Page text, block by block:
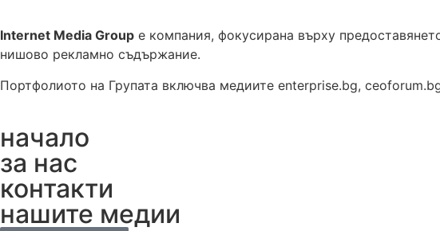
Internet Media Group е компания, фокусирана върху
нишово рекламно съдържание.
Портфолиото на Групата включва медиите enterprise.bg,
начало
за нас
контакти
нашите медии